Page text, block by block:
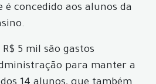
é concedido aos alunos da
5 mil são gastos
para manter a